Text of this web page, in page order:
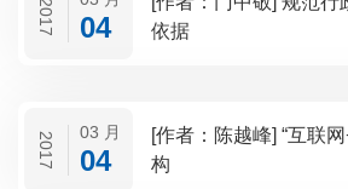
2017 04
依据
2017 03 月
04
[作者：陈越峰] “互联网+”的规制结
构